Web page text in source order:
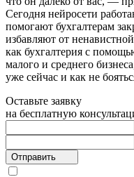
Сегодня нейросети
помогают бухгалтерам
избавляют от
как бухгалтерия с
малого и среднего
уже сейчас и как не
Оставьте заявку
на бесплатную
Отправить